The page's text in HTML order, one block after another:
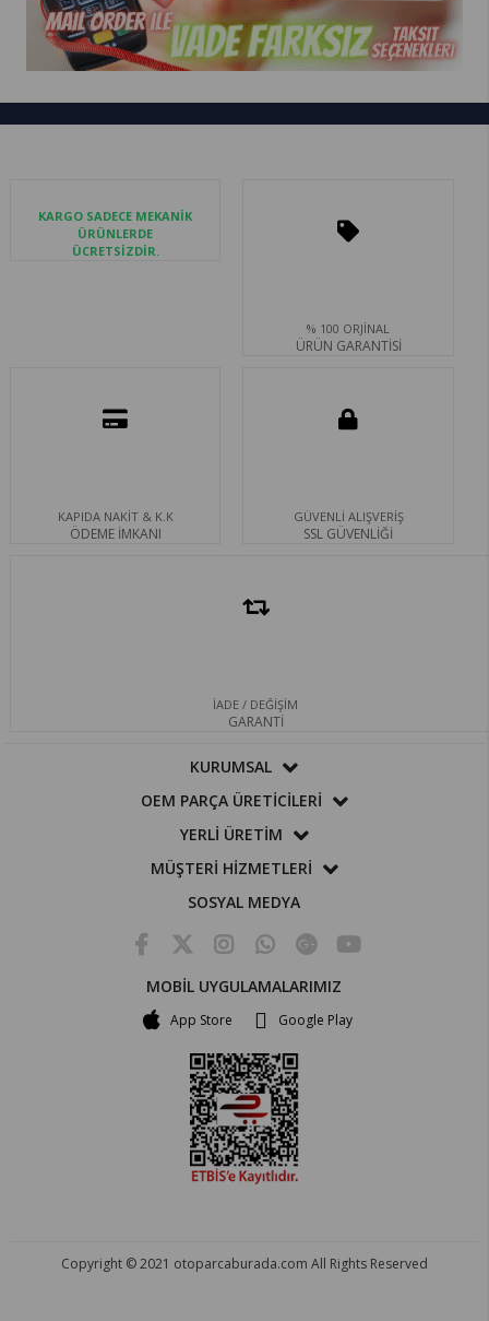
KARGO SADECE MEKANİK
ÜRÜNLERDE
ÜCRETSİZDİR.
% 100 ORJİNAL
ÜRÜN GARANTİSİ
KAPIDA NAKİT & K.K
ÖDEME İMKANI
GÜVENLİ ALIŞVERİŞ
SSL GÜVENLİĞİ
İADE / DEĞİŞİM
GARANTİ
KURUMSAL
OEM PARÇA ÜRETİCİLERİ
YERLİ ÜRETİM
MÜŞTERİ HİZMETLERİ
SOSYAL MEDYA
MOBİL UYGULAMALARIMIZ
App Store Google Play
Copyright © 2021 otoparcaburada.com All Rights Reserved